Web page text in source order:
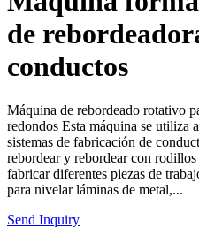
de
conductos
Máquina de rebordeado rotativo
redondos Esta máquina se utiliza
sistemas de fabricación de
rebordear y rebordear con
fabricar diferentes piezas de
para nivelar láminas de metal,...
Send Inquiry